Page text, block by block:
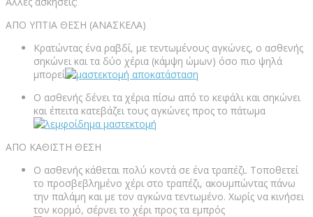
ΑΠΟ ΥΠΤΙΑ ΘΕΣΗ (ΑΝΑΣΚΕΛΑ)
Κρατώντας ένα ραβδί, με τεντωμένους αγκώνες, ο ασθενής
σηκώνει και τα δύο χέρια (κάμψη ώμων) όσο πιο ψηλά
μπορεί
Ο ασθενής δένει τα χέρια πίσω από το κεφάλι και σηκώνει
και έπειτα κατεβάζει τους αγκώνες προς το πάτωμα
ΑΠΟ ΚΑΘΙΣΤΗ ΘΕΣΗ
Ο ασθενής κάθεται πολύ κοντά σε ένα τραπέζι. Τοποθετεί
το προσβεβλημένο χέρι στο τραπέζι, ακουμπώντας πάνω
την παλάμη και με τον αγκώνα τεντωμένο. Χωρίς να κινήσει
τον κορμό, σέρνει το χέρι προς τα εμπρός